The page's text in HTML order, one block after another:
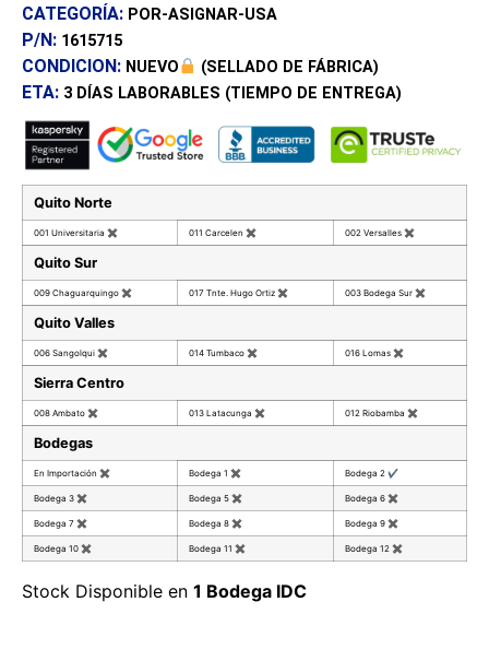
CATEGORÍA: POR-ASIGNAR-USA
P/N: 1615715
CONDICION: NUEVO (SELLADO DE FÁBRICA)
ETA: 3 DÍAS LABORABLES (TIEMPO DE ENTREGA)
Quito Norte
001 Universitaria ✖ 011 Carcelen ✖ 002 Versalles ✖
Quito Sur
009 Chaguarquingo ✖ 017 Tnte. Hugo Ortiz ✖ 003 Bodega Sur ✖
Quito Valles
006 Sangolqui ✖ 014 Tumbaco ✖ 016 Lomas ✖
Sierra Centro
008 Ambato ✖ 013 Latacunga ✖ 012 Riobamba ✖
Bodegas
En Importación ✖ Bodega 1 ✖ Bodega 2 ✔
Bodega 3 ✖ Bodega 5 ✖ Bodega 6 ✖
Bodega 7 ✖ Bodega 8 ✖ Bodega 9 ✖
Bodega 10 ✖ Bodega 11 ✖ Bodega 12 ✖
Stock Disponible en 1 Bodega IDC